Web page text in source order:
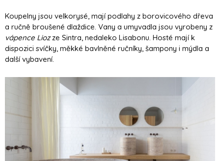
Koupelny jsou velkorysé, mají podlahy z borovicového dřeva
a ručně broušené dlaždice. Vany a umyvadla jsou vyrobeny z
vápence Liozze Sintra, nedaleko Lisabonu. Hosté mají k
dispozici svíčky, měkké bavlněné ručníky, šampony i mýdla a
další vybavení.